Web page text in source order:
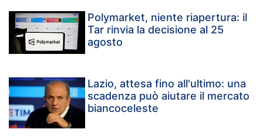
Polymarket, niente riapertura: il
Tar rinvia la decisione al 25
agosto
Lazio, attesa fino all'ultimo: una
scadenza può aiutare il mercato
biancoceleste